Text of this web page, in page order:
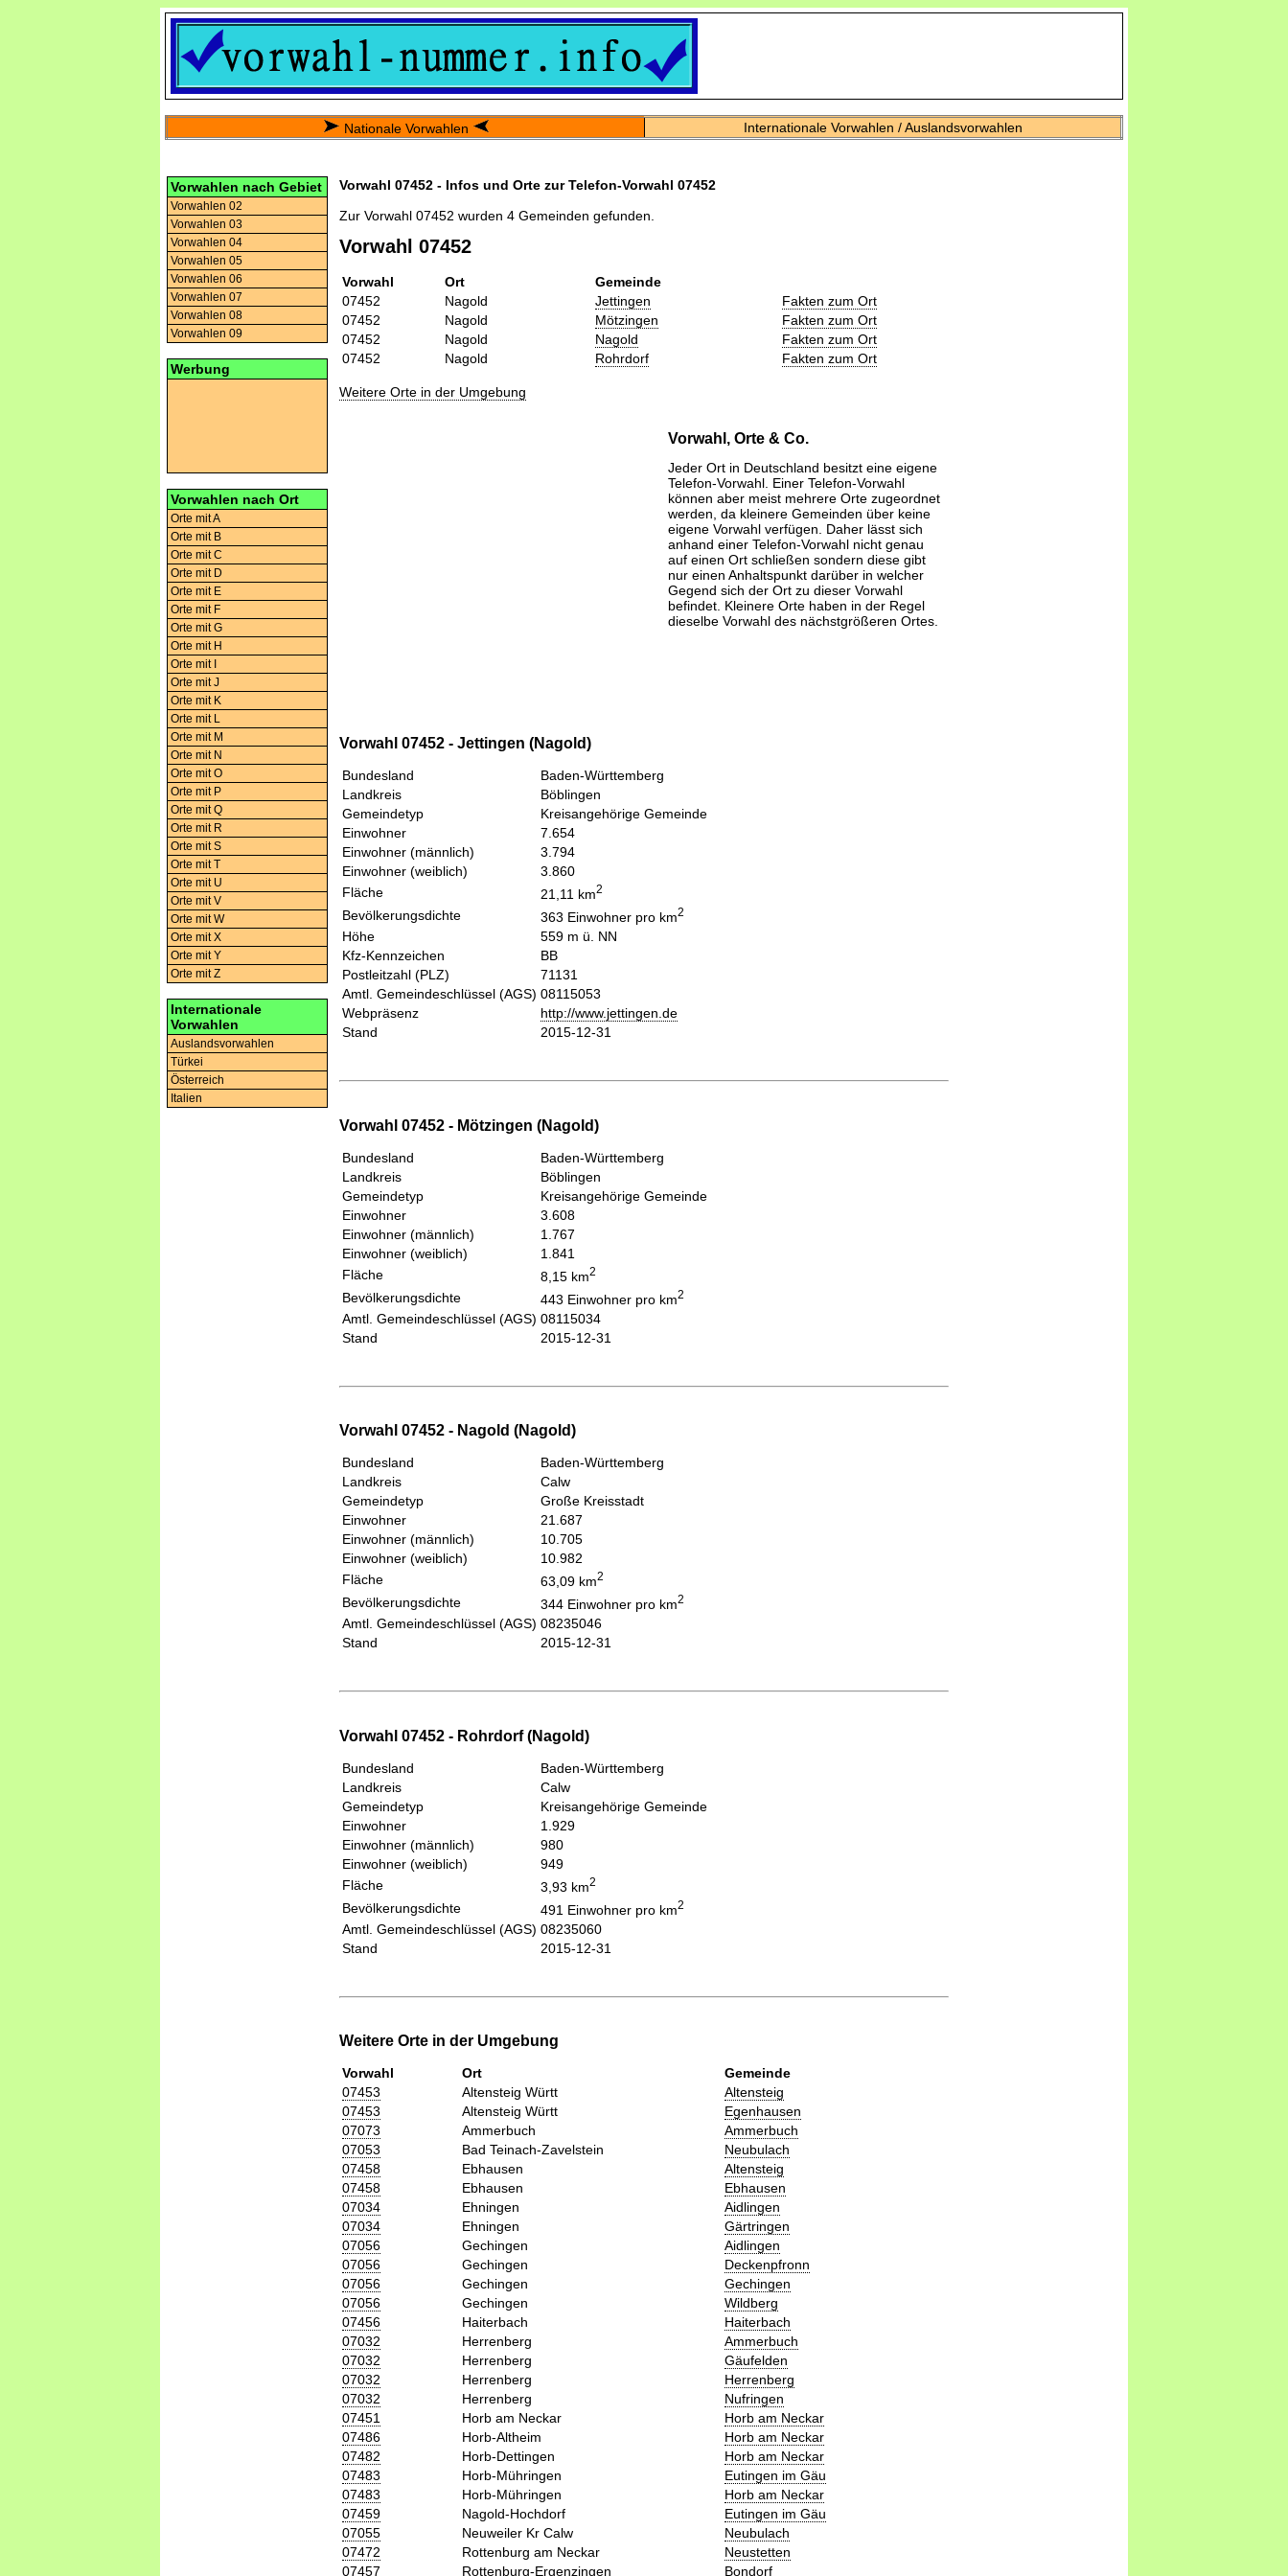
Nationale Vorwahlen Internationale Vorwahlen / Auslandsvorwahlen
Vorwahlen nach Gebiet
Vorwahlen 02
Vorwahlen 03
Vorwahlen 04
Vorwahlen 05
Vorwahlen 06
Vorwahlen 07
Vorwahlen 08
Vorwahlen 09
Werbung
Vorwahlen nach Ort
Orte mit A
Orte mit B
Orte mit C
Orte mit D
Orte mit E
Orte mit F
Orte mit G
Orte mit H
Orte mit I
Orte mit J
Orte mit K
Orte mit L
Orte mit M
Orte mit N
Orte mit O
Orte mit P
Orte mit Q
Orte mit R
Orte mit S
Orte mit T
Orte mit U
Orte mit V
Orte mit W
Orte mit X
Orte mit Y
Orte mit Z
Internationale
Vorwahlen
Auslandsvorwahlen
Türkei
Österreich
Italien
Vorwahl 07452 - Infos und Orte zur Telefon-Vorwahl 07452
Zur Vorwahl 07452 wurden 4 Gemeinden gefunden.
Vorwahl 07452
Vorwahl Ort
Gemeinde
07452
Nagold Jettingen
Fakten zum Ort
07452
Nagold Mötzingen
Fakten zum Ort
07452
Nagold Nagold
Fakten zum Ort
07452
Nagold Rohrdorf Fakten zum Ort
Weitere Orte in der Umgebung
Vorwahl, Orte & Co.
Jeder Ort in Deutschland besitzt eine eigene
Telefon-Vorwahl. Einer Telefon-Vorwahl
können aber meist mehrere Orte zugeordnet
werden, da kleinere Gemeinden über keine
eigene Vorwahl verfügen. Daher lässt sich
anhand einer Telefon-Vorwahl nicht genau
auf einen Ort schließen sondern diese gibt
nur einen Anhaltspunkt darüber in welcher
Gegend sich der Ort zu dieser Vorwahl
befindet. Kleinere Orte haben in der Regel
dieselbe Vorwahl des nächstgrößeren Ortes.
Vorwahl 07452 - Jettingen (Nagold)
Bundesland
Baden-Württemberg
Landkreis
Böblingen
Gemeindetyp
Kreisangehörige Gemeinde
Einwohner
7.654
Einwohner (männlich)
3.794
Einwohner (weiblich)
3.860
Fläche
21,11 km2
Bevölkerungsdichte 363 Einwohner pro km2
Höhe
559 m ü. NN
Kfz-Kennzeichen
BB
Postleitzahl (PLZ)
71131
Amtl. Gemeindeschlüssel (AGS) 08115053
Webpräsenz
http://www.jettingen.de
Stand
2015-12-31
Vorwahl 07452 - Mötzingen (Nagold)
Bundesland
Baden-Württemberg
Landkreis
Böblingen
Gemeindetyp
Kreisangehörige Gemeinde
Einwohner
3.608
Einwohner (männlich)
1.767
Einwohner (weiblich)
1.841
Fläche
8,15 km2
Bevölkerungsdichte 443 Einwohner pro km2
Amtl. Gemeindeschlüssel (AGS) 08115034
Stand
2015-12-31
Vorwahl 07452 - Nagold (Nagold)
Bundesland
Baden-Württemberg
Landkreis
Calw
Gemeindetyp
Große Kreisstadt
Einwohner
21.687
Einwohner (männlich)
10.705
Einwohner (weiblich)
10.982
Fläche
63,09 km2
Bevölkerungsdichte 344 Einwohner pro km2
Amtl. Gemeindeschlüssel (AGS) 08235046
Stand
2015-12-31
Vorwahl 07452 - Rohrdorf (Nagold)
Bundesland
Baden-Württemberg
Landkreis
Calw
Gemeindetyp
Kreisangehörige Gemeinde
Einwohner
1.929
Einwohner (männlich)
980
Einwohner (weiblich)
949
Fläche
3,93 km2
Bevölkerungsdichte 491 Einwohner pro km2
Amtl. Gemeindeschlüssel (AGS) 08235060
Stand
2015-12-31
Weitere Orte in der Umgebung
Vorwahl Ort
Gemeinde
07453
Altensteig Württ
Altensteig
07453
Altensteig Württ
Egenhausen
07073
Ammerbuch
Ammerbuch
07053
Bad Teinach-Zavelstein
Neubulach
07458
Ebhausen
Altensteig
07458
Ebhausen
Ebhausen
07034
Ehningen
Aidlingen
07034
Ehningen
Gärtringen
07056
Gechingen
Aidlingen
07056
Gechingen
Deckenpfronn
07056
Gechingen
Gechingen
07056
Gechingen
Wildberg
07456
Haiterbach
Haiterbach
07032
Herrenberg
Ammerbuch
07032
Herrenberg
Gäufelden
07032
Herrenberg
Herrenberg
07032
Herrenberg
Nufringen
07451
Horb am Neckar
Horb am Neckar
07486
Horb-Altheim
Horb am Neckar
07482
Horb-Dettingen
Horb am Neckar
07483
Horb-Mühringen
Eutingen im Gäu
07483
Horb-Mühringen
Horb am Neckar
07459
Nagold-Hochdorf
Eutingen im Gäu
07055
Neuweiler Kr Calw
Neubulach
07472
Rottenburg am Neckar
Neustetten
07457
Rottenburg-Ergenzingen Bondorf